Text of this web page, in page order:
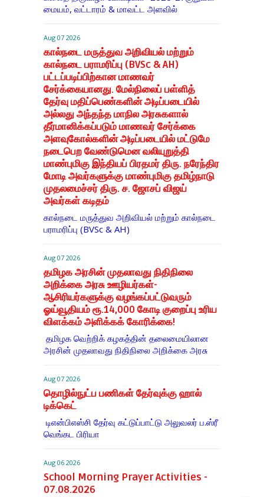
மையம், வட்டாரம் & மாவட்ட அளவில்
Aug 07 2026
கால்நடை மருத்துவ அறிவியல் மற்றும்
கால்நடை பராமரிப்பு (BVSc & AH)
பட்டப்படிப்பிற்கான மாணவர்
சேர்க்கையானது. மேல்நிலைப் பள்ளித்
தேர்வு மதிப்பெண்களின் அடிப்படையில்
அல்லது அந்தந்த மாநில அரசுகளால்
தீர்மானிக்கப்படும் மாணவர் சேர்க்கை
அளவுகோல்களின் அடிப்படையில் மட்டுமே
நடைபெற வேண்டுமென வலியுறுத்தி
மாண்புமிகு இந்தியப் பிரதமர் திரு. நரேந்திர
மோடி அவர்களுக்கு மாண்புமிகு தமிழ்நாடு
முதலமைச்சர் திரு. ச. ஜோசப் விஜய்
அவர்கள் கடிதம்
கால்நடை மருத்துவ அறிவியல் மற்றும் கால்நடை
பராமரிப்பு (BVSc & AH)
Aug 07 2026
தமிழக அரசின் முதலாவது நிதிநிலை
அறிக்கை அரசு ஊழியர்கள்-
ஆசிரியர்களுக்கு வழங்கப்பட்டுவரும்
ஓய்வூதியம் ரூ.14,000 கோடி குறைப்பு உரிய
விளக்கம் அளிக்கக் கோரிக்கை!
தமிழக வெற்றிக் கழகத்தின் தலைமையிலான
அரசின் முதலாவது நிதிநிலை அறிக்கை அரசு
Aug 07 2026
தொழில்நுட்ப பணிகள் தேர்வுக்கு ஹால் ​
டிக்கெட்
டிஎன்​பிஎஸ்சி தேர்வு கட்​டுப்​பாட்டு அலு​வலர் ப.ஸ்ரீ
வெங்கட பிரியா
Aug 06 2026
School Morning Prayer Activities -
07.08.2026